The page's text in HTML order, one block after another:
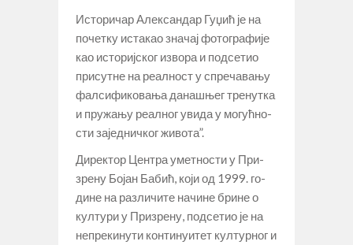
Исто­ри­чар Алек­сан­дар Гу­џић је на
по­чет­ку ис­та­као зна­чај фо­то­гра­фи­је
као исто­риј­ског из­во­ра и под­се­тио
при­сут­не на ре­ал­ност у спре­ча­ва­њу
фал­си­фи­ко­ва­ња да­на­шњег тре­нут­ка
и пру­жа­њу ре­ал­ног уви­да у мо­гућ­но­
сти за­јед­нич­ког жи­во­та”.
Ди­рек­тор Цен­тра умет­но­сти у При­
зре­ну Бо­јан Ба­бић, ко­ји од 1999. го­
ди­не на раз­ли­чи­те на­чи­не бри­не о
кул­ту­ри у При­зре­ну, под­се­тио је на
не­пре­ки­ну­ти кон­ти­ну­и­тет кул­тур­ног и